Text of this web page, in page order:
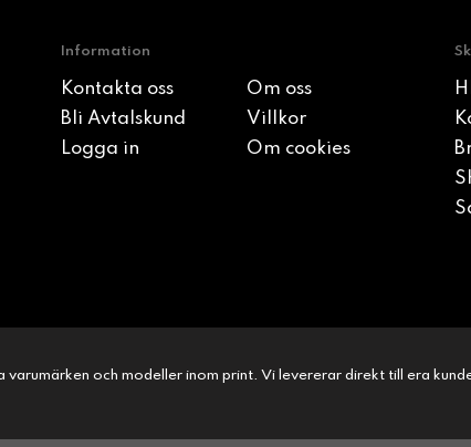
Information
Kontakta oss
Om oss
Bli Avtalskund
Villkor
Logga in
Om cookies
och modeller inom print. Vi levererar direkt till era